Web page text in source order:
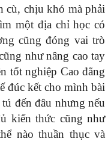
cù, chịu khó mà phải
một địa chỉ học có
cũng đóng vai trò
như nâng cao tay
tốt nghiệp Cao đẳng
đúc kết cho mình bài
đến đâu nhưng nếu
kiến thức cũng như
nào thuần thục và